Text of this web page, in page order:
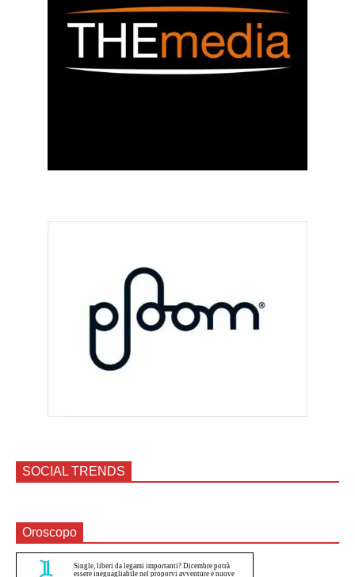
SOCIAL TRENDS
Oroscopo